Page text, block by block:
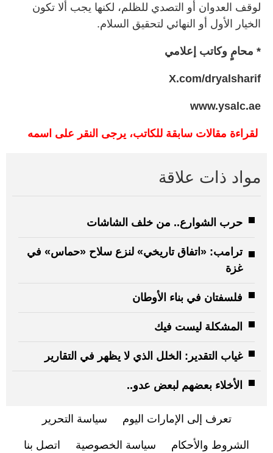
لوقف العدوان أو التصدي للظلم، لكنها يجب ألا تكون
الخيار الأول أو النهائي لتحقيق السلام.
* محامٍ وكاتب إعلامي
X.com/dryalsharif
www.ysalc.ae
لقراءة مقالات سابقة للكاتب، يرجى النقر على اسمه
مواد ذات علاقة
حرب الشوارع.. من خلف الشاشات
ترامب: «اتفاق تاريخي» لنزع سلاح «حماس» في
غزة
فلسفتان في بناء الأوطان
المشكلة ليست فيك
غياب التقدير: الخلل الذي لا يظهر في التقارير
الأخلاء بعضهم لبعض عدو..
تعرف إلى الإمارات اليوم سياسة التحرير
الشروط والأحكام سياسة الخصوصية اتصل بنا